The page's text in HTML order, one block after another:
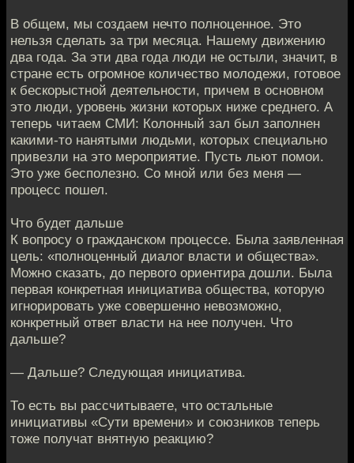
В общем, мы создаем нечто полноценное. Это
нельзя сделать за три месяца. Нашему движению
два года. За эти два года люди не остыли, значит, в
стране есть огромное количество молодежи, готовое
к бескорыстной деятельности, причем в основном
это люди, уровень жизни которых ниже среднего. А
теперь читаем СМИ: Колонный зал был заполнен
какими-то нанятыми людьми, которых специально
привезли на это мероприятие. Пусть льют помои.
Это уже бесполезно. Со мной или без меня —
процесс пошел.
Что будет дальше
К вопросу о гражданском процессе. Была заявленная
цель: «полноценный диалог власти и общества».
Можно сказать, до первого ориентира дошли. Была
первая конкретная инициатива общества, которую
игнорировать уже совершенно невозможно,
конкретный ответ власти на нее получен. Что
дальше?
— Дальше? Следующая инициатива.
То есть вы рассчитываете, что остальные
инициативы «Сути времени» и союзников теперь
тоже получат внятную реакцию?